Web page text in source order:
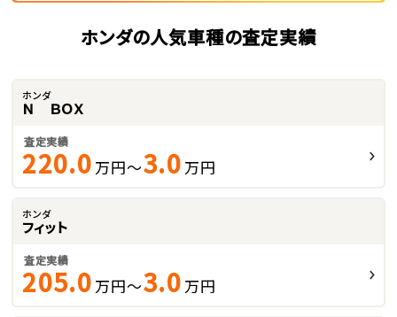
ホンダの人気車種の査定実績
ホンダ
Ｎ ＢＯＸ
査定実績
220.0 万円～3.0 万円
ホンダ
フィット
査定実績
205.0 万円～3.0 万円